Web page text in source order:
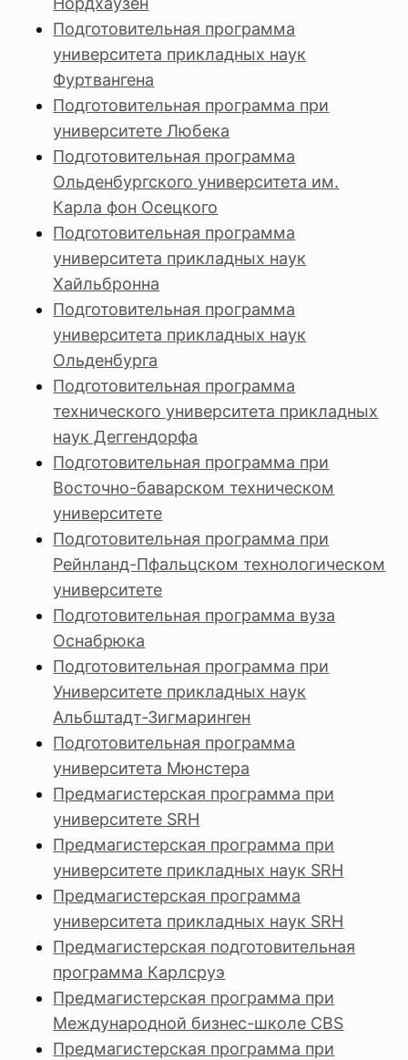
Подготовительная программа
университета прикладных наук
Фуртвангена
Подготовительная программа при
университете Любека
Подготовительная программа
Ольденбургского университета им.
Карла фон Осецкого
Подготовительная программа
университета прикладных наук
Хайльбронна
Подготовительная программа
университета прикладных наук
Ольденбурга
Подготовительная программа
технического университета прикладных
наук Деггендорфа
Подготовительная программа при
Восточно-баварском техническом
университете
Подготовительная программа при
Рейнланд-Пфальцском технологическом
университете
Подготовительная программа вуза
Оснабрюка
Подготовительная программа при
Университете прикладных наук
Альбштадт-Зигмаринген
Подготовительная программа
университета Мюнстера
Предмагистерская программа при
университете SRH
Предмагистерская программа при
университете прикладных наук SRH
Предмагистерская программа
университета прикладных наук SRH
Предмагистерская подготовительная
программа Карлсруэ
Предмагистерская программа при
Международной бизнес-школе CBS
Предмагистерская программа при